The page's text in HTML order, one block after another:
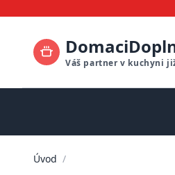
Váš partner v kuchyni
Úvod /